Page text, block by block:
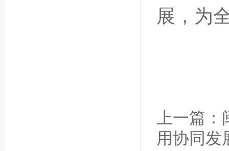
展，为
上一篇：
用协同发